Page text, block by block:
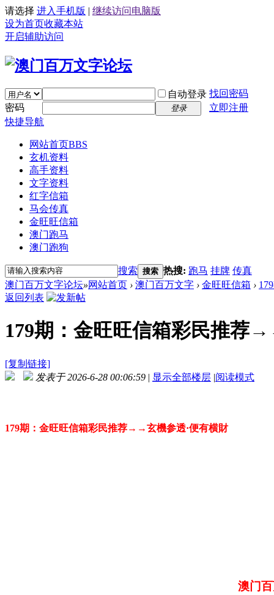
请选择 进入手机版 | 继续访问电脑版
设为首页收藏本站
开启辅助访问
自动登录 找回密码
密码
登录
立即注册
快捷导航
网站首页BBS
玄机资料
高手资料
文字资料
红字信箱
马会传真
金旺旺信箱
澳门跑马
澳门跑狗
搜索 搜索 热搜: 跑马 挂牌 传真
澳门百万文字论坛»网站首页 › 澳门百万文字 › 金旺旺信箱 ›
返回列表
179期：金旺旺信箱彩民推荐
[复制链接]
发表于 2026-6-28 00:06:59 | 显示全部楼层 |阅读模式
179期：金旺旺信箱彩民推荐→→玄機参透·便有横財
澳门